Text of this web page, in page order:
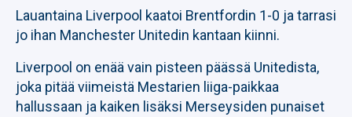
Lauantaina Liverpool kaatoi Brentfordin 1-0 ja tarrasi
jo ihan Manchester Unitedin kantaan kiinni.
Liverpool on enää vain pisteen päässä Unitedista,
joka pitää viimeistä Mestarien liiga-paikkaa
hallussaan ja kaiken lisäksi Merseysiden punaiset